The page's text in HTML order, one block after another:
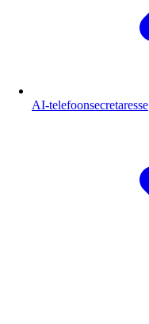
AI-telefoonsecretaresse